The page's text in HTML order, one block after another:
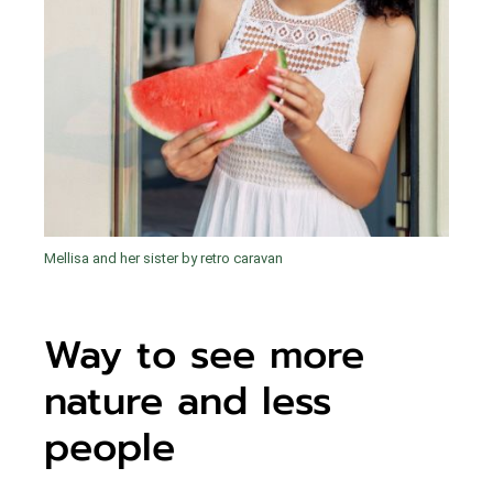
Mellisa and her sister by retro caravan
Way to see more
nature and less
people